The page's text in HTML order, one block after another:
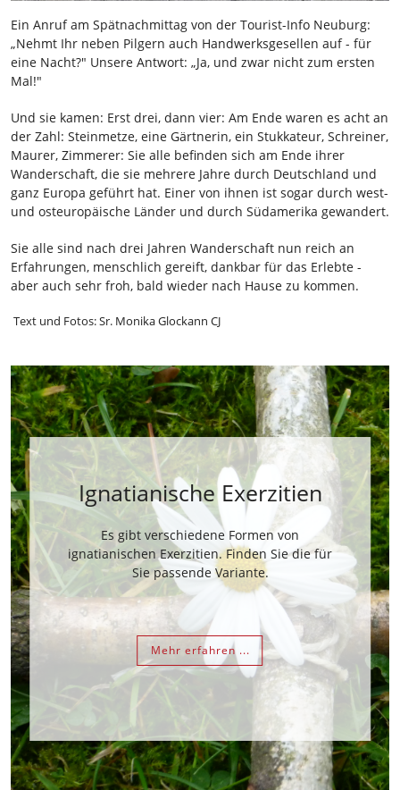
Ein Anruf am Spätnachmittag von der Tourist-Info Neuburg:
„Nehmt Ihr neben Pilgern auch Handwerksgesellen auf - für
eine Nacht?" Unsere Antwort: „Ja, und zwar nicht zum ersten
Mal!"
Und sie kamen: Erst drei, dann vier: Am Ende waren es acht an
der Zahl: Steinmetze, eine Gärtnerin, ein Stukkateur, Schreiner,
Maurer, Zimmerer: Sie alle befinden sich am Ende ihrer
Wanderschaft, die sie mehrere Jahre durch Deutschland und
ganz Europa geführt hat. Einer von ihnen ist sogar durch west-
und osteuropäische Länder und durch Südamerika gewandert.
Sie alle sind nach drei Jahren Wanderschaft nun reich an
Erfahrungen, menschlich gereift, dankbar für das Erlebte -
aber auch sehr froh, bald wieder nach Hause zu kommen.
Text und Fotos: Sr. Monika Glockann CJ
Ignatianische Exerzitien
Es gibt verschiedene Formen von
ignatianischen Exerzitien. Finden Sie die für
Sie passende Variante.
Mehr erfahren ...